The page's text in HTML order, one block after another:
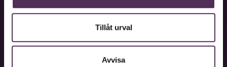
Tillåt urval
Avvisa
på vad som hänt mig i tidigare liv och i detta liv. Ja,
det var jättespännande, även om jag inte hunnit
höra fortsättning på berättelsen om mig. Kan
Bokningslinje
Förskottslinje